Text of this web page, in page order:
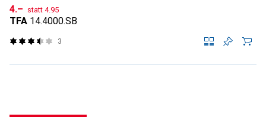
CHF
4.– statt CHF
4.95
TFA 14.4000.SB
3